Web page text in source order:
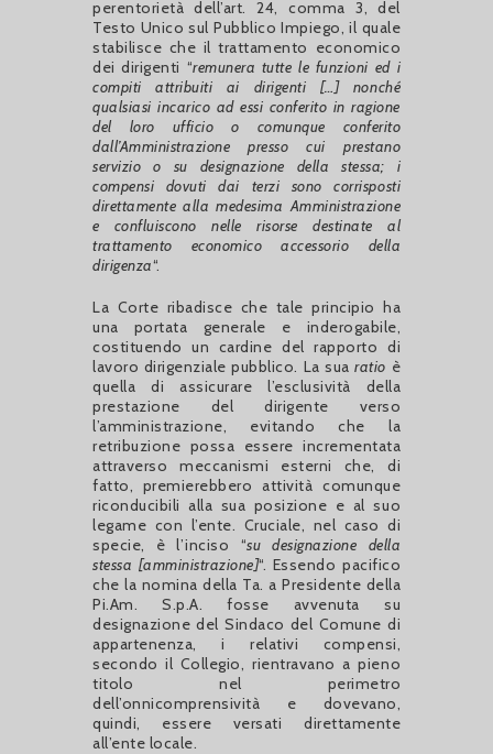
perentorietà dell’art. 24, comma 3, del
Testo Unico sul Pubblico Impiego, il quale
stabilisce che il trattamento economico
dei dirigenti “remunera tutte le funzioni ed i
compiti attribuiti ai dirigenti […] nonché
qualsiasi incarico ad essi conferito in ragione
del loro ufficio o comunque conferito
dall’Amministrazione presso cui prestano
servizio o su designazione della stessa; i
compensi dovuti dai terzi sono corrisposti
direttamente alla medesima Amministrazione
e confluiscono nelle risorse destinate al
trattamento economico accessorio della
dirigenza“.
La Corte ribadisce che tale principio ha
una portata generale e inderogabile,
costituendo un cardine del rapporto di
lavoro dirigenziale pubblico. La suaratio è
quella di assicurare l’esclusività della
prestazione del dirigente verso
l’amministrazione, evitando che la
retribuzione possa essere incrementata
attraverso meccanismi esterni che, di
fatto, premierebbero attività comunque
riconducibili alla sua posizione e al suo
legame con l’ente. Cruciale, nel caso di
specie, è l’inciso “su designazione della
stessa [amministrazione]“. Essendo pacifico
che la nomina della Ta. a Presidente della
Pi.Am. S.p.A. fosse avvenuta su
designazione del Sindaco del Comune di
appartenenza, i relativi compensi,
secondo il Collegio, rientravano a pieno
titolo nel perimetro
dell’onnicomprensività e dovevano,
quindi, essere versati direttamente
all’ente locale.